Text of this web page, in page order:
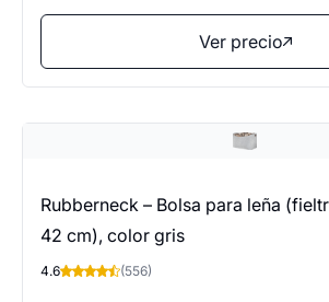
Ver precio
Rubberneck – Bolsa para leña
42 cm), color gris
4.6 (556)